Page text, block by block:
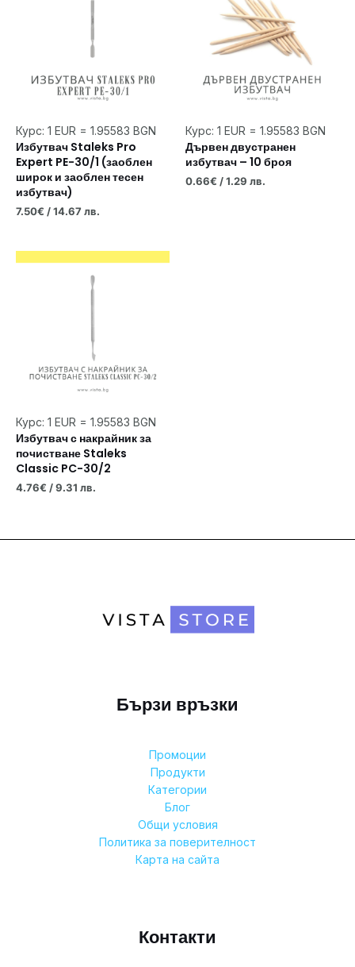
Курс: 1 EUR = 1.95583 BGN
Избутвач Staleks Pro
Expert PE-30/1 (заоблен
широк и заоблен тесен
избутвач)
7.50€ / 14.67 лв.
Курс: 1 EUR = 1.95583 BGN
Дървен двустранен
избутвач – 10 броя
0.66€ / 1.29 лв.
Курс: 1 EUR = 1.95583 BGN
Избутвач с накрайник за
почистване Staleks
Classic PC-30/2
4.76€ / 9.31 лв.
Бързи връзки
Промоции
Продукти
Категории
Блог
Общи условия
Политика за поверителност
Карта на сайта
Контакти